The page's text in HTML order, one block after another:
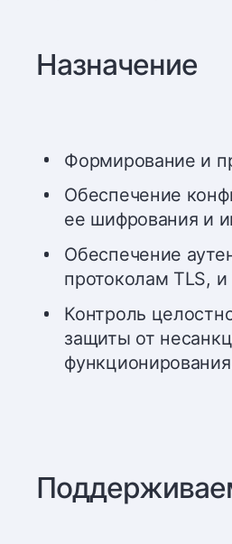
Назначение
Формирование и
Обеспечение
ее шифрования и
Обеспечение
протоколам TLS, и
Контроль
защиты от